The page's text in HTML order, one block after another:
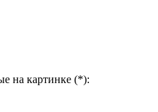
на картинке (*):